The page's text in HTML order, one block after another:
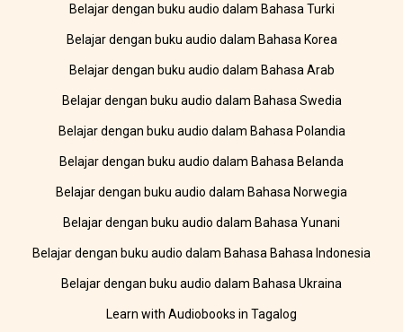
Belajar dengan buku audio dalam Bahasa Turki
Belajar dengan buku audio dalam Bahasa Korea
Belajar dengan buku audio dalam Bahasa Arab
Belajar dengan buku audio dalam Bahasa Swedia
Belajar dengan buku audio dalam Bahasa Polandia
Belajar dengan buku audio dalam Bahasa Belanda
Belajar dengan buku audio dalam Bahasa Norwegia
Belajar dengan buku audio dalam Bahasa Yunani
Belajar dengan buku audio dalam Bahasa Bahasa Indonesia
Belajar dengan buku audio dalam Bahasa Ukraina
Learn with Audiobooks in Tagalog